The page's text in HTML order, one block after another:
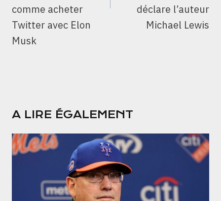
comme acheter
Twitter avec Elon
Musk
déclare l’auteur
Michael Lewis
A LIRE ÉGALEMENT